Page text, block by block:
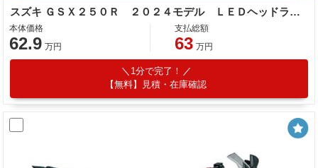
スズキ ＧＳＸ２５０Ｒ ２０２４モデル ＬＥＤヘッドライト
本体価格
62.9 万円
支払総額
63 万円
1分で完了！
【無料】見積・在庫確認